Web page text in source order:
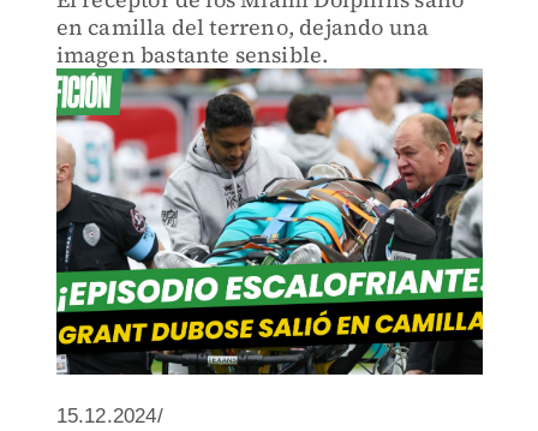
en camilla del terreno, dejando una
imagen bastante sensible.
15.12.2024/